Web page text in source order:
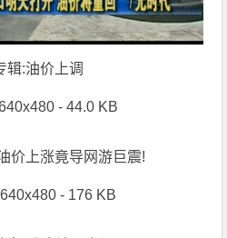
辑:油价上调
- 44.0 KB
价上涨竟导网游巨震!
- 176 KB